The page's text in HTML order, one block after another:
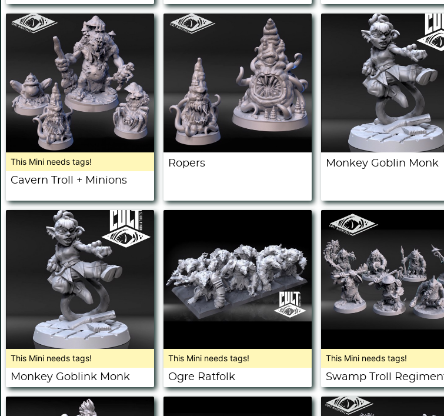
This Mini needs tags!
Cavern Troll + Minions
Ropers Monkey Goblin Monk
This Mini needs tags!
Monkey Goblink Monk
This Mini needs tags!
Ogre Ratfolk
This Mini needs tags!
Swamp Troll